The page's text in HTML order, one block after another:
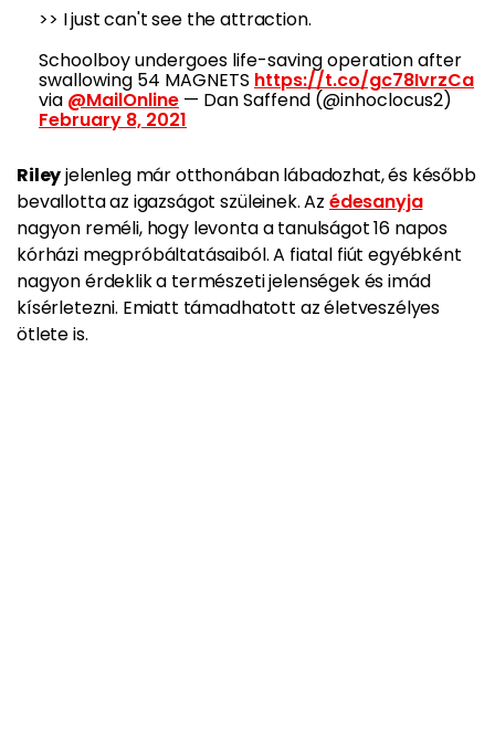
>> I just can't see the attraction.
Schoolboy undergoes life-saving operation after
swallowing 54 MAGNETS https://t.co/gc78IvrzCa
via @MailOnline — Dan Saffend (@inhoclocus2)
February 8, 2021
Rileyjelenleg már otthonában lábadozhat, és később
bevallotta az igazságot szüleinek. Az édesanyja
nagyon reméli, hogy levonta a tanulságot 16 napos
kórházi megpróbáltatásaiból.A fiatal fiút egyébként
nagyon érdeklik a természeti jelenségek és imád
kísérletezni. Emiatt támadhatott az életveszélyes
ötlete is.